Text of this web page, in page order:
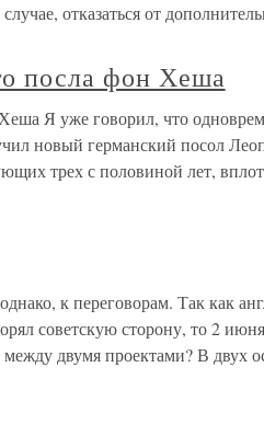
отказаться от
посла фон Хеша
Я уже говорил, что
новый германский посол
трех с половиной лет,
к переговорам. Так как
советскую сторону, то 2
двумя проектами? В двух